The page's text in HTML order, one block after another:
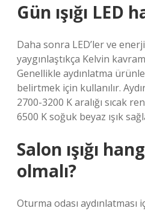
Gün ışığı
Daha sonra LED’ler ve
yaygınlaştıkça Kelvin
Genellikle aydınlatma
belirtmek için kullanılır.
2700-3200 K aralığı sıcak
6500 K soğuk beyaz ışık
Salon ışığı
olmalı?
Oturma odası aydınlatması